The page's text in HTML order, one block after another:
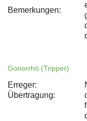
Bemerkungen:
Gonorrhö (Tripper)
Erreger:
Übertragung: